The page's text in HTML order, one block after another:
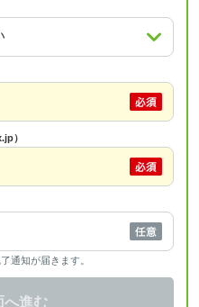
）
通知が届きます。
へ進む